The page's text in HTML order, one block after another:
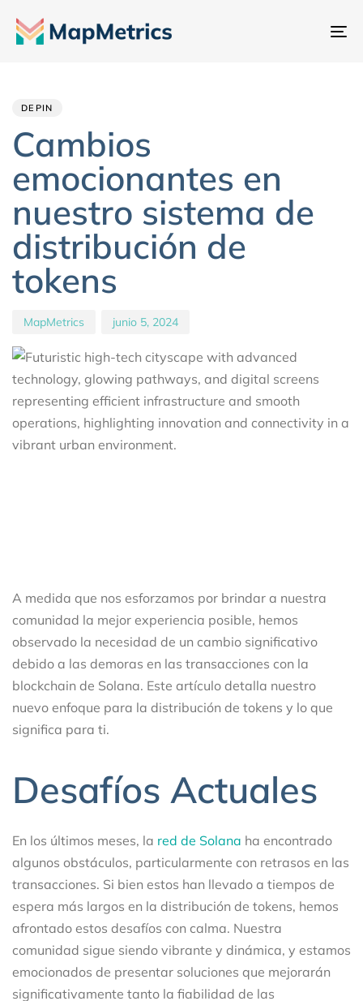
DEPIN
Cambios
emocionantes en
nuestro sistema de
distribución de
tokens
MapMetrics junio 5, 2024
A medida que nos esforzamos por brindar a nuestra
comunidad la mejor experiencia posible, hemos
observado la necesidad de un cambio significativo
debido a las demoras en las transacciones con la
blockchain de Solana. Este artículo detalla nuestro
nuevo enfoque para la distribución de tokens y lo que
significa para ti.
Desafíos Actuales
En los últimos meses, la red de Solana ha encontrado
algunos obstáculos, particularmente con retrasos en las
transacciones. Si bien estos han llevado a tiempos de
espera más largos en la distribución de tokens, hemos
afrontado estos desafíos con calma. Nuestra
comunidad sigue siendo vibrante y dinámica, y estamos
emocionados de presentar soluciones que mejorarán
significativamente tanto la fiabilidad de las